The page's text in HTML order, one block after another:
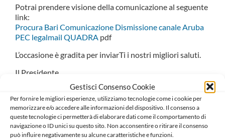
Gestisci Consenso Cookie
Per fornire le migliori esperienze, utilizziamo tecnologie come i cookie per
memorizzare e/o accedere alle informazioni del dispositivo. Il consenso a
queste tecnologie ci permetterà di elaborare dati come il comportamento di
navigazione o ID unici su questo sito. Non acconsentire o ritirare il consenso
può influire negativamente su alcune caratteristiche e funzioni.
Potrai prendere visione della comunicazione al seguente
link:
Procura Bari Comunicazione Dismissione canale Aruba
PEC legalmail QUADRA pdf
L’occasione è gradita per inviarTi i nostri migliori saluti.
Il Presidente
Salvatore D’Aluiso
Il Consigliere Segretario
Carlo Mariani